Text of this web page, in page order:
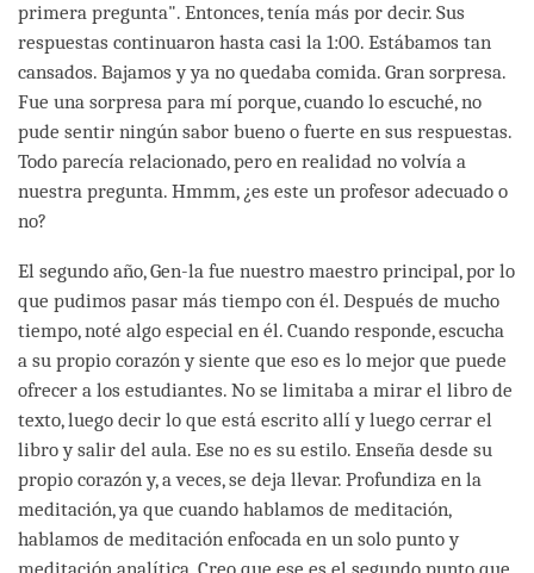
primera pregunta". Entonces, tenía más por decir. Sus
respuestas continuaron hasta casi la 1:00. Estábamos tan
cansados. Bajamos y ya no quedaba comida. Gran sorpresa.
Fue una sorpresa para mí porque, cuando lo escuché, no
pude sentir ningún sabor bueno o fuerte en sus respuestas.
Todo parecía relacionado, pero en realidad no volvía a
nuestra pregunta. Hmmm, ¿es este un profesor adecuado o
no?
El segundo año, Gen-la fue nuestro maestro principal, por lo
que pudimos pasar más tiempo con él. Después de mucho
tiempo, noté algo especial en él. Cuando responde, escucha
a su propio corazón y siente que eso es lo mejor que puede
ofrecer a los estudiantes. No se limitaba a mirar el libro de
texto, luego decir lo que está escrito allí y luego cerrar el
libro y salir del aula. Ese no es su estilo. Enseña desde su
propio corazón y, a veces, se deja llevar. Profundiza en la
meditación, ya que cuando hablamos de meditación,
hablamos de meditación enfocada en un solo punto y